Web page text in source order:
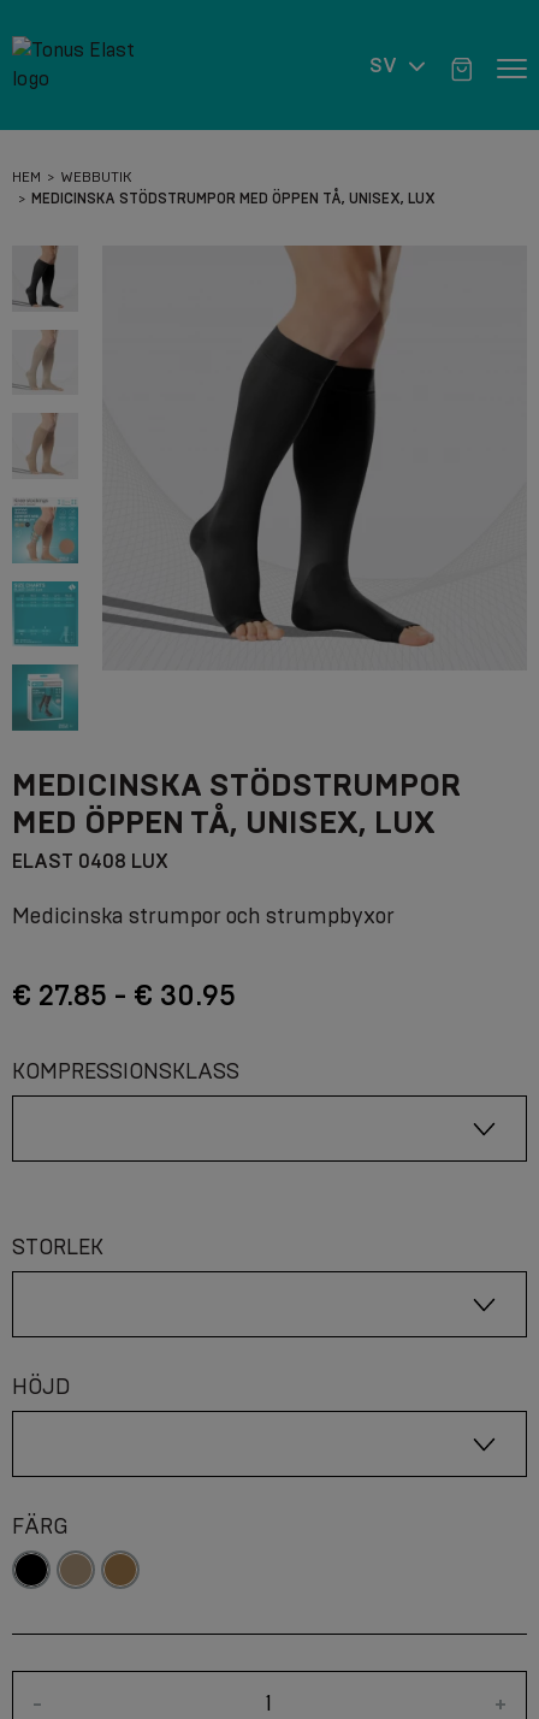
SV
HEM
WEBBUTIK
MEDICINSKA STÖDSTRUMPOR MED ÖPPEN TÅ, UNISEX, LUX
MEDICINSKA STÖDSTRUMPOR
MED ÖPPEN TÅ, UNISEX, LUX
ELAST 0408 LUX
Medicinska strumpor och strumpbyxor
€ 27.85 - € 30.95
KOMPRESSIONSKLASS
STORLEK
HÖJD
FÄRG
- +